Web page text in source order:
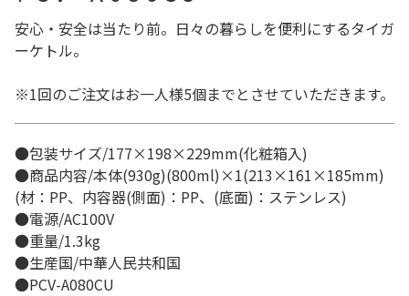
安心・安全は当たり前。日々の暮らしを便利にするタイガ
ーケトル。
※1回のご注文はお一人様5個までとさせていただきます。
●包装サイズ/177×198×229mm(化粧箱入)
●商品内容/本体(930g)(800ml)×1(213×161×185mm)
(材：PP、内容器(側面)：PP、(底面)：ステンレス)
●電源/AC100V
●重量/1.3kg
●生産国/中華人民共和国
●PCV-A080CU